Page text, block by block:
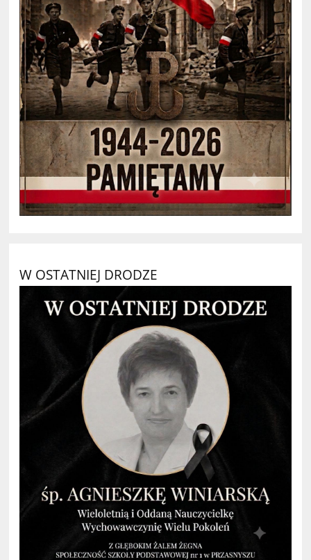
W OSTATNIEJ DRODZE